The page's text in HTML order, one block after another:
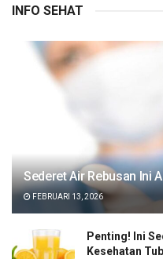
INFO SEHAT
Sederet Air Rebusan Ini
FEBRUARI 13, 2026
Penting! Ini
Kesehatan